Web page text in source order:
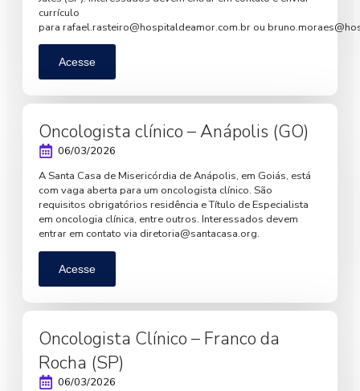
currículo
para rafael.rasteiro@hospitaldeamor.com.br ou
Acesse
Oncologista clínico – Anápolis (GO)
06/03/2026
A Santa Casa de Misericórdia de Anápolis, em Goiás, está
com vaga aberta para um oncologista clínico. São
requisitos obrigatórios residência e Título de Especialista
em oncologia clínica, entre outros. Interessados devem
entrar em contato via diretoria@santacasa.org.
Acesse
Oncologista Clínico – Franco da
Rocha (SP)
06/03/2026